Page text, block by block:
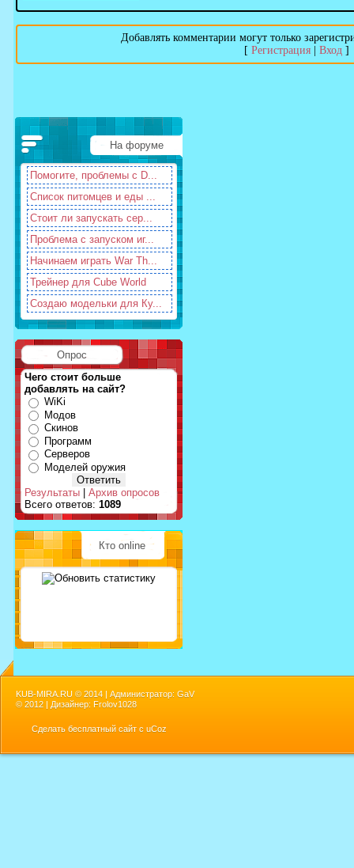
Добавлять комментарии могут только
[ Регистрация| Вход]
На форуме
Помогите, проблемы с D...
Список питомцев и еды ...
Стоит ли запускать сер...
Проблема с запуском иг...
Начинаем играть War Th...
Трейнер для Cube World
Создаю модельки для Ку...
Опрос
Чего стоит больше
добавлять на сайт?
WiKi
Модов
Скинов
Программ
Серверов
Моделей оружия
Результаты
Архив опросов
Всего ответов: 1089
Кто online
KUB-MIRA.RU © 2014 | Администратор: GaV
© 2012 | Дизайнер: Frolov1028
Сделать бесплатный сайт с uCoz